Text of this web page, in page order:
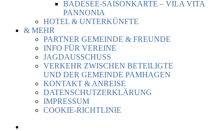
BADESEE-SAISONKARTE – VILA VITA
PANNONIA
HOTEL & UNTERKÜNFTE
& MEHR
PARTNER GEMEINDE & FREUNDE
INFO FÜR VEREINE
JAGDAUSSCHUSS
VERKEHR ZWISCHEN BETEILIGTE
UND DER GEMEINDE PAMHAGEN
KONTAKT & ANREISE
DATENSCHUTZERKLÄRUNG
IMPRESSUM
COOKIE-RICHTLINIE